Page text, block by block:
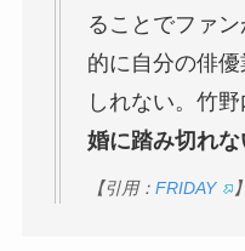
ることでファ
的に自分の俳
しれない。竹野
婚に踏み切れな
【引用： FRIDAY 】